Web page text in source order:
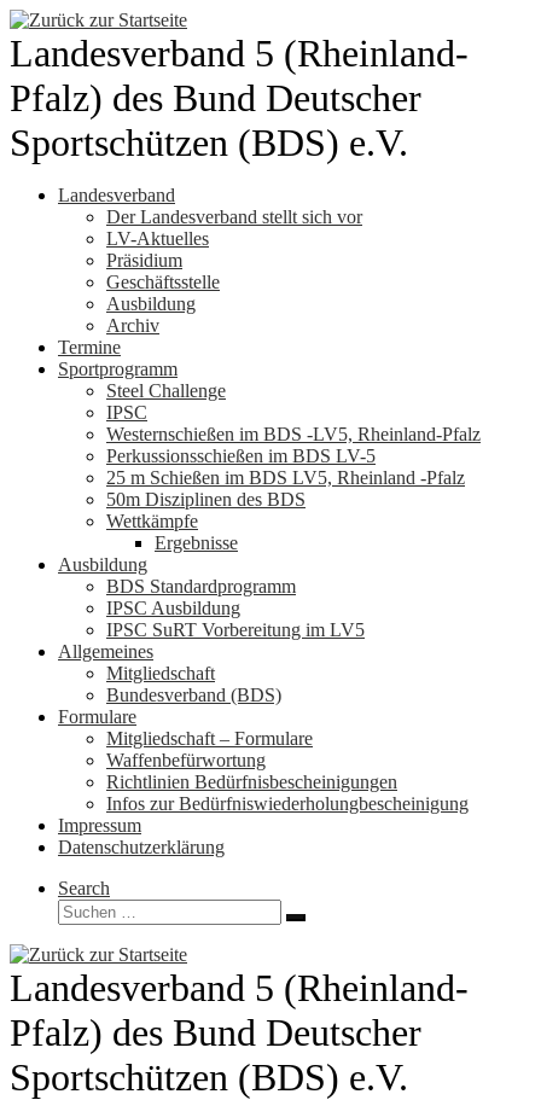
Zum
Inhalt
springen
Landesverband 5 (Rheinland-
Pfalz) des Bund Deutscher
Sportschützen (BDS) e.V.
Landesverband
Der Landesverband stellt sich vor
LV-Aktuelles
Präsidium
Geschäftsstelle
Ausbildung
Archiv
Termine
Sportprogramm
Steel Challenge
IPSC
Westernschießen im BDS -LV5, Rheinland-Pfalz
Perkussionsschießen im BDS LV-5
25 m Schießen im BDS LV5, Rheinland -Pfalz
50m Disziplinen des BDS
Wettkämpfe
Ergebnisse
Ausbildung
BDS Standardprogramm
IPSC Ausbildung
IPSC SuRT Vorbereitung im LV5
Allgemeines
Mitgliedschaft
Bundesverband (BDS)
Formulare
Mitgliedschaft – Formulare
Waffenbefürwortung
Richtlinien Bedürfnisbescheinigungen
Infos zur Bedürfniswiederholungbescheinigung
Impressum
Datenschutzerklärung
Search
Suche
Suchen …
Landesverband 5 (Rheinland-
Pfalz) des Bund Deutscher
Sportschützen (BDS) e.V.